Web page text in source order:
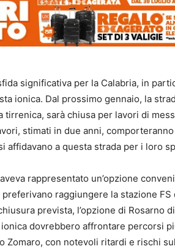
significativa per la Calabria, in
ionica. Dal prossimo gennaio, la
tirrenica, sarà chiusa per lavori di
stimati in due anni,
affidavano a questa strada per i loro
rappresentato un’opzione
raggiungere la stazione
prevista, l’opzione di Rosarno
dovrebbero affrontare percorsi
Zomaro, con notevoli ritardi e rischi